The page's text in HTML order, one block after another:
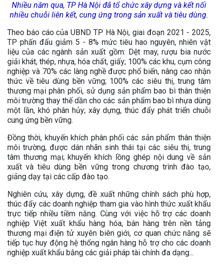
Nhiều năm qua, TP Hà Nội đã tổ chức xây dựng và kết nối
nhiều chuỗi liên kết, cung ứng trong sản xuất và tiêu dùng.
Theo báo cáo của UBND TP Hà Nội, giai đoạn 2021 - 2025,
TP phấn đấu giảm 5 - 8% mức tiêu hao nguyên, nhiên vật
liệu của các ngành sản xuất gồm: Dệt may, rượu bia nước
giải khát, thép, nhựa, hóa chất, giấy; 100% các khu, cụm công
nghiệp và 70% các làng nghề được phổ biến, nâng cao nhận
thức về tiêu dùng bền vững; 100% các siêu thị, trung tâm
thương mại phân phối, sử dụng sản phẩm bao bì thân thiện
môi trường thay thế dần cho các sản phẩm bao bì nhựa dùng
một lần, khó phân hủy; xây dựng, thúc đẩy phát triển chuỗi
cung ứng bền vững.
Đồng thời, khuyến khích phân phối các sản phẩm thân thiện
môi trường, được dán nhãn sinh thái tại các siêu thị, trung
tâm thương mại; khuyến khích lồng ghép nội dung về sản
xuất và tiêu dùng bền vững trong chương trình đào tạo,
giảng dạy tại các cấp đào tạo.
Nghiên cứu, xây dựng, đề xuất những chính sách phù hợp,
thúc đẩy các doanh nghiệp tham gia vào hình thức xuất khẩu
trực tiếp nhiều tiềm năng. Cùng với việc hỗ trợ các doanh
nghiệp Việt xuất khẩu hàng hóa, bán hàng trên nền tảng
thương mại điện tử xuyên biên giới, cơ quan chức năng sẽ
tiếp tục huy động hệ thống ngân hàng hỗ trợ cho các doanh
nghiệp xuất khẩu bằng các giải pháp tài chính đa dạng...